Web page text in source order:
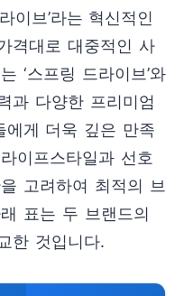
이브’라는 혁신적인
격대로 대중적인 사
‘스프링 드라이브’와
과 다양한 프리미엄
에게 더욱 깊은 만족
이프스타일과 선호
고려하여 최적의 브
표는 두 브랜드의
한 것입니다.